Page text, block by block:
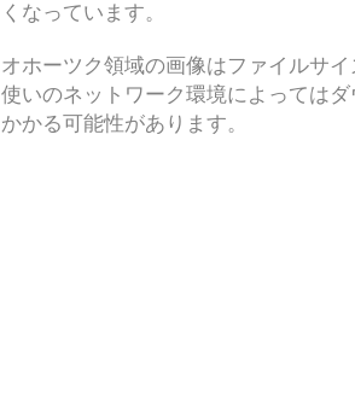
くなっています。
オホーツク領域の画像はファイルサ
使いのネットワーク環境によっては
かかる可能性があります。